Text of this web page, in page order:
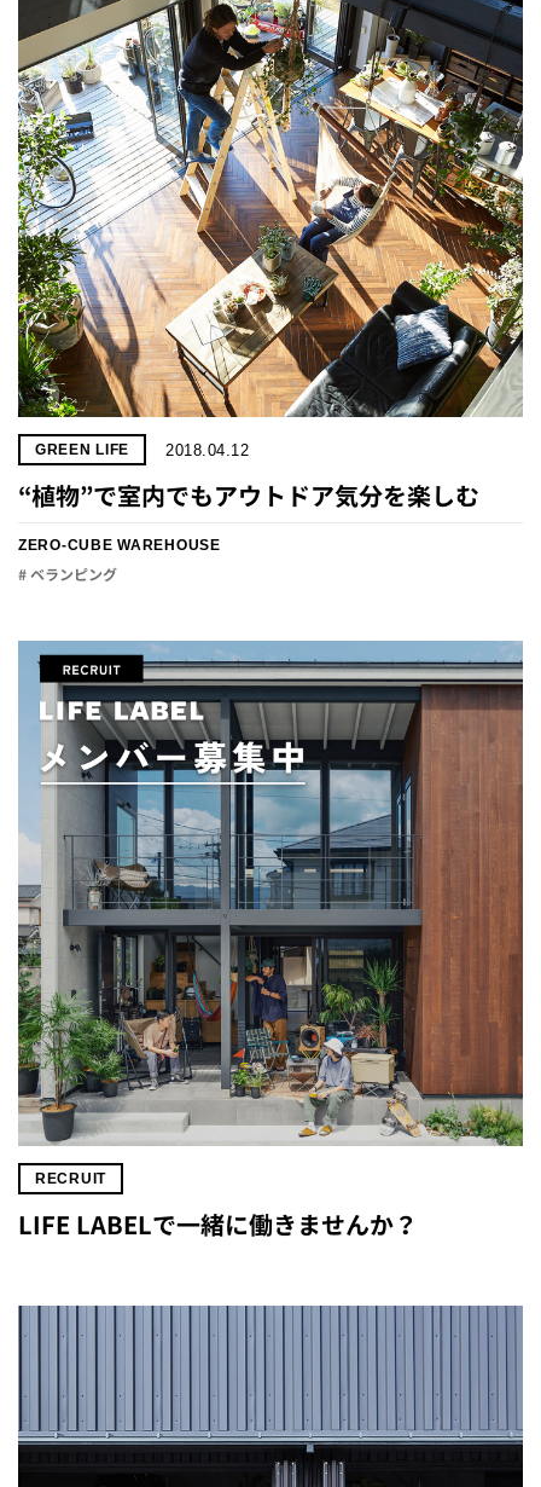
GREEN LIFE 2018.04.12
“植物”で室内でもアウトドア気分を楽しむ
ZERO-CUBE WAREHOUSE
# ベランピング
RECRUIT
LIFE LABELで一緒に働きませんか？